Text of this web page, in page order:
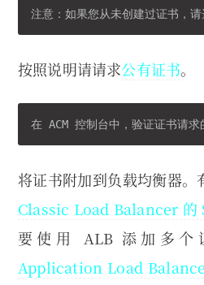
注意：如果您从未创建过证书，请
按照说明请请求公有证书。
在 ACM 控制台中，验证证书请
将证书附加到负载均衡器
Classic Load Balancer 的
要使用 ALB 添加多个
Application Load